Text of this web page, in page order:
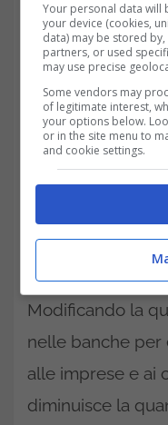
A tal fine,
riferimento che
per i prestiti
necessari a
funzione. Ciò le
un’influenza sui
di prestito
Modificando la
nelle banche per
alle imprese e ai
diminuisce la
Your personal data
your device (cookies,
data) may be stored
partners, or used
may use precise
Some vendors may
of legitimate interest,
your options below.
or in the site menu to
and cookie settings.